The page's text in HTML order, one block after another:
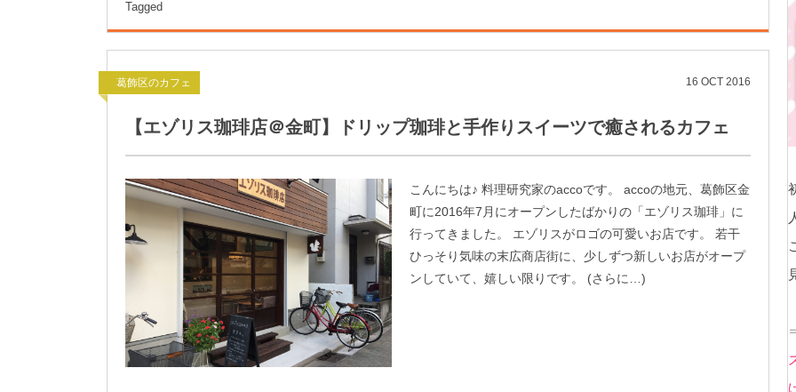
Tagged
葛飾区のカフェ 16 OCT 2016
【エゾリス珈琲店＠金町】ドリップ珈琲と手作りスイーツで癒されるカフェ
こんにちは♪ 料理研究家のaccoです。 accoの地元、葛飾区金
町に2016年7月にオープンしたばかりの「エゾリス珈琲」に
行ってきました。 エゾリスがロゴの可愛いお店です。 若干
ひっそり気味の末広商店街に、少しずつ新しいお店がオープ
ンしていて、嬉しい限りです。 (さらに…)